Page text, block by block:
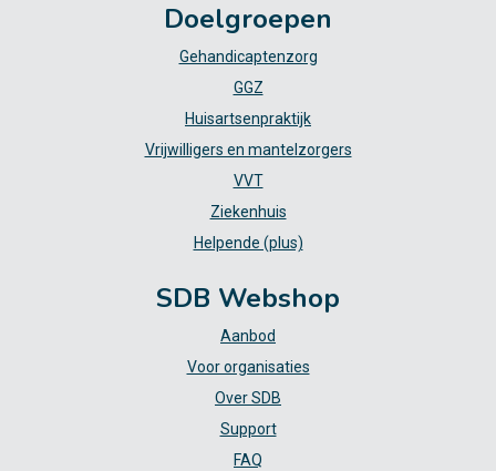
Doelgroepen
Gehandicaptenzorg
GGZ
Huisartsenpraktijk
Vrijwilligers en mantelzorgers
VVT
Ziekenhuis
Helpende (plus)
SDB Webshop
Aanbod
Voor organisaties
Over SDB
Support
FAQ